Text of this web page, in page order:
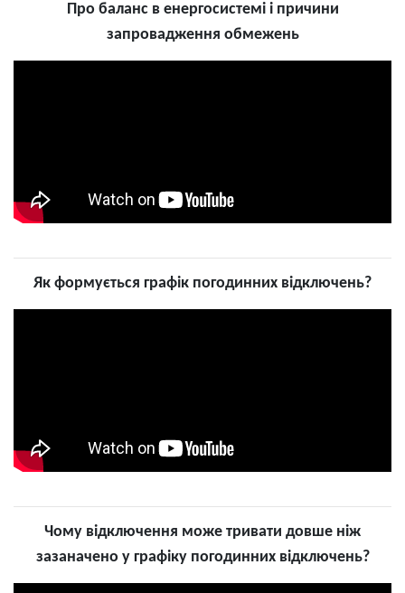
Про баланс в енергосистемі і причини
запровадження обмежень
Як формується графік погодинних відключень?
Чому відключення може тривати довше ніж
зазаначено у графіку погодинних відключень?